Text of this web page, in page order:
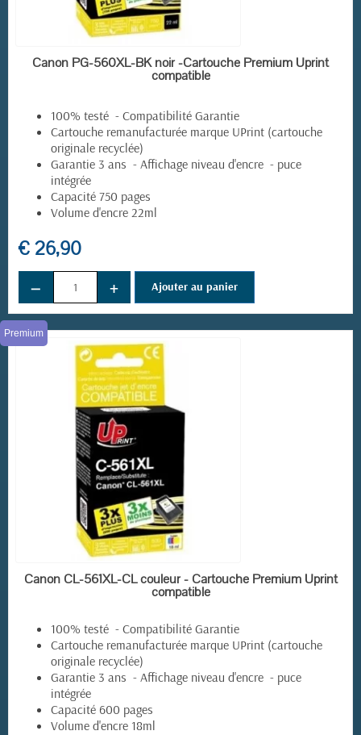
EN STOCK
Canon PG-560XL-BK noir -Cartouche Premium Uprint
compatible
100% testé - Compatibilité Garantie
Cartouche remanufacturée marque UPrint (cartouche
originale recyclée)
Garantie 3 ans - Affichage niveau d'encre - puce
intégrée
Capacité 750 pages
Volume d'encre 22ml
€ 26,90
− + Ajouter au panier
EN STOCK
Premium
Canon CL-561XL-CL couleur - Cartouche Premium Uprint
compatible
100% testé - Compatibilité Garantie
Cartouche remanufacturée marque UPrint (cartouche
originale recyclée)
Garantie 3 ans - Affichage niveau d'encre - puce
intégrée
Capacité 600 pages
Volume d'encre 18ml